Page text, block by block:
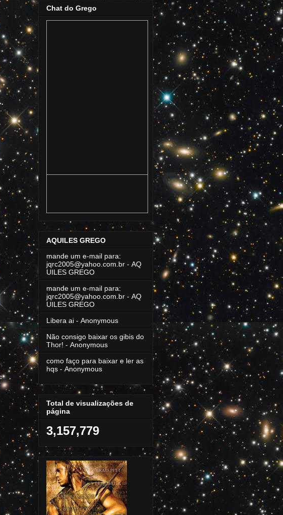
Chat do Grego
AQUILES GREGO
mande um e-mail para:
jqrc2005@yahoo.com.br - AQ
UILES GREGO
mande um e-mail para:
jqrc2005@yahoo.com.br - AQ
UILES GREGO
Libera ai - Anonymous
Não consigo baixar os gibis do
Thor! - Anonymous
como faço para baixar e ler as
hqs - Anonymous
Total de visualizações de
página
3,157,779